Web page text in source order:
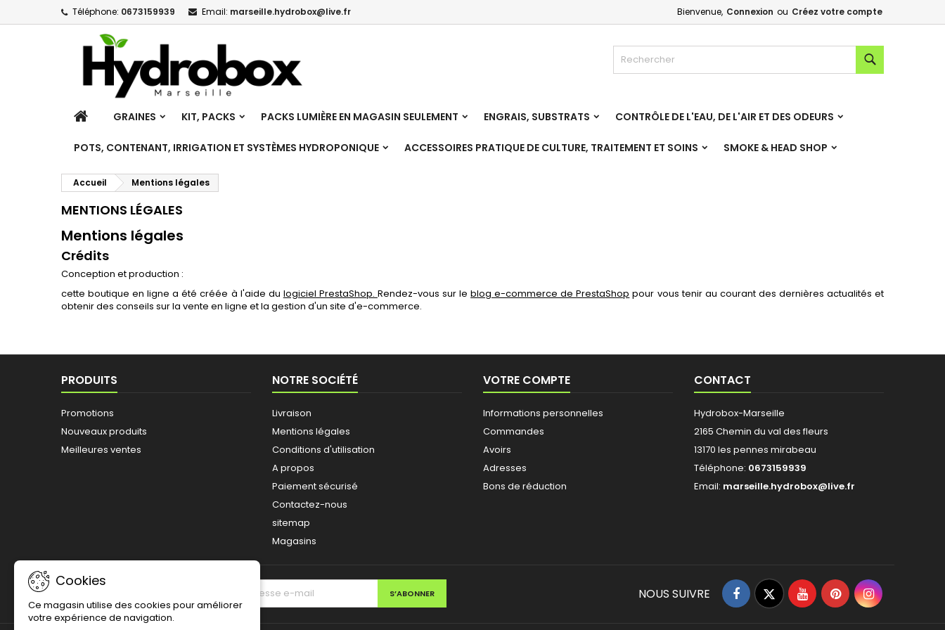
Téléphone: 0673159939 Email: marseille.hydrobox@live.fr Bienvenue, Connexion ou Créez votre compte
ACCUEILGRAINES KIT, PACKS PACKS LUMIÈRE EN MAGASIN SEULEMENT ENGRAIS, SUBSTRATS CONTRÔLE DE L'EAU, DE L'AIR ET DES ODEURS
POTS, CONTENANT, IRRIGATION ET SYSTÈMES HYDROPONIQUE ACCESSOIRES PRATIQUE DE CULTURE, TRAITEMENT ET SOINS SMOKE & HEAD SHOP
Accueil Mentions légales
MENTIONS LÉGALES
Mentions légales
Crédits
Conception et production :
cette boutique en ligne a été créée à l'aide du logiciel PrestaShop. Rendez-vous sur leblog e-commerce de PrestaShop pour vous tenir au courant des dernières actualités et
obtenir des conseils sur la vente en ligne et la gestion d'un site d'e-commerce.
PRODUITS
Promotions
Nouveaux produits
Meilleures ventes
NOTRE SOCIÉTÉ
Livraison
Mentions légales
Conditions d'utilisation
A propos
Paiement sécurisé
Contactez-nous
sitemap
Magasins
VOTRE COMPTE
Informations personnelles
Commandes
Avoirs
Adresses
Bons de réduction
CONTACT
Hydrobox-Marseille
2165 Chemin du val des fleurs
13170 les pennes mirabeau
Téléphone: 0673159939
Email: marseille.hydrobox@live.fr
×
×
((cancelText)) ((modalDeleteText))
×
Nom de la liste d'envies
Annuler Créer une liste d'envies
×
Vous devez être connecté pour ajouter des produits à votre liste
d'envies.
Cookies
Ce magasin utilise des cookies pour améliorer
votre expérience de navigation.
Facebook
TwitterYouTubePinterestInstagram
NOUS SUIVRE